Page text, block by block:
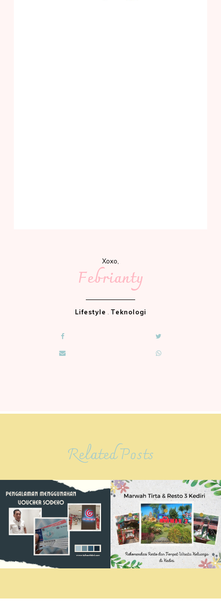
Xoxo,
Febrianty
Lifestyle Teknologi
Related Posts